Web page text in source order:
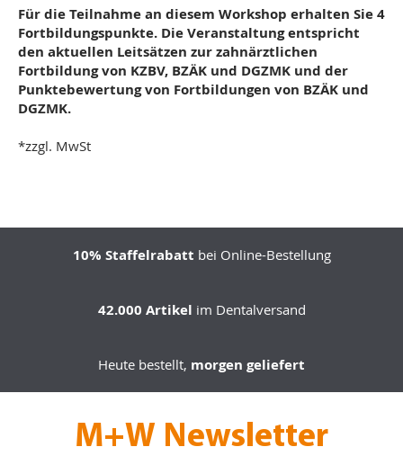
Für die Teilnahme an diesem Workshop erhalten Sie 4
Fortbildungspunkte. Die Veranstaltung entspricht
den aktuellen Leitsätzen zur zahnärztlichen
Fortbildung von KZBV, BZÄK und DGZMK und der
Punktebewertung von Fortbildungen von BZÄK und
DGZMK.
*zzgl. MwSt
10% Staffelrabatt bei Online-Bestellung
42.000 Artikel im Dentalversand
Heute bestellt, morgen geliefert
M+W Newsletter